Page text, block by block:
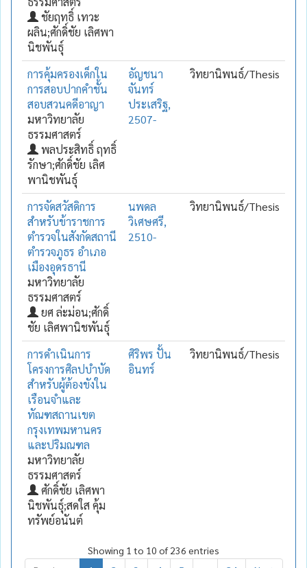
ชัยฤทธิ์ เทวะ
ผลิน;ศักดิ์ชัย เลิศพา
นิชพันธุ์
การคุ้มครองเด็กใน
การสอบปากคำชั้น
สอบสวนคดีอาญา
มหาวิทยาลัย
ธรรมศาสตร์
พลประสิทธิ์ ฤทธิ์
รักษา;ศักดิ์ชัย เลิศ
พานิชพันธุ์
อัญชนา
จันทร์
ประเสริฐ,
2507-
วิทยานิพนธ์/Thesis
การจัดสวัสดิการ
สำหรับข้าราชการ
ตำรวจในสังกัดสถานี
ตำรวจภูธร อำเภอ
เมืองอุดรธานี
มหาวิทยาลัย
ธรรมศาสตร์
ยศ ล่ะม่อน;ศักดิ์
ชัย เลิศพานิชพันธุ์
นพดล
วิเศษศรี,
2510-
วิทยานิพนธ์/Thesis
การดำเนินการ
โครงการศิลปบำบัด
สำหรับผู้ต้องขังใน
เรือนจำและ
ทัณฑสถานเขต
กรุงเทพมหานคร
และปริมณฑล
มหาวิทยาลัย
ธรรมศาสตร์
ศักดิ์ชัย เลิศพา
นิชพันธุ์;สดใส คุ้ม
ทรัพย์อนันต์
ศิริพร ปั้น
อินทร์
วิทยานิพนธ์/Thesis
Showing 1 to 10 of 236 entries